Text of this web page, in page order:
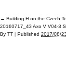
← Building H on the Czech
20160717_43 Axo V V04-3
By TT | Published 2017/08/23